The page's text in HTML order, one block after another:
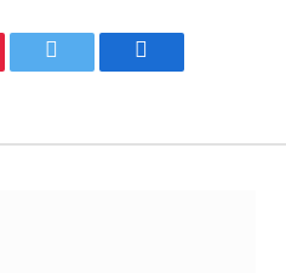
فيسبوك تويتر